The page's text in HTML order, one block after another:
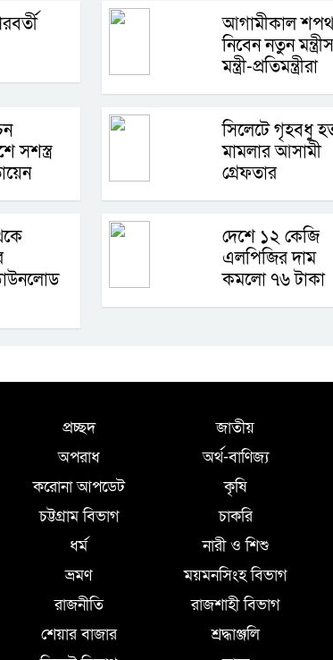
আগামীকাল শপথ
নিবেন নতুন
মন্ত্রী-প্রতিমন্ত্রীরা
সশস্ত্র
সিলেটে গৃহবধু
মামলার আসামী
গ্রেফতার
দেশে ১২ কেজি
এলপিজির দাম
কমলো ৭৬ টাকা
প্রচ্ছদ জাতীয়
অপরাধ
অর্থ-বাণিজ্য
করোনা আপডেট
কৃষি
চট্টগ্রাম বিভাগ
চাকরি
ধর্ম
নারী ও শিশু
ভ্রমণ
ময়মনসিংহ বিভাগ
রাজনীতি
রাজশাহী বিভাগ
শেয়ার বাজার
শ্রদ্ধাঞ্জলি